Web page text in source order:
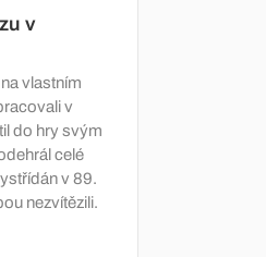
v
vlastním
v
do hry svým
celé
v 89.
nezvítězili.